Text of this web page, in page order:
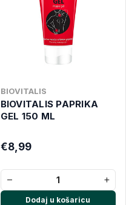
BIOVITALIS
BIOVITALIS PAPRIKA
GEL 150 ML
€8,99
− +
Dodaj u košaricu